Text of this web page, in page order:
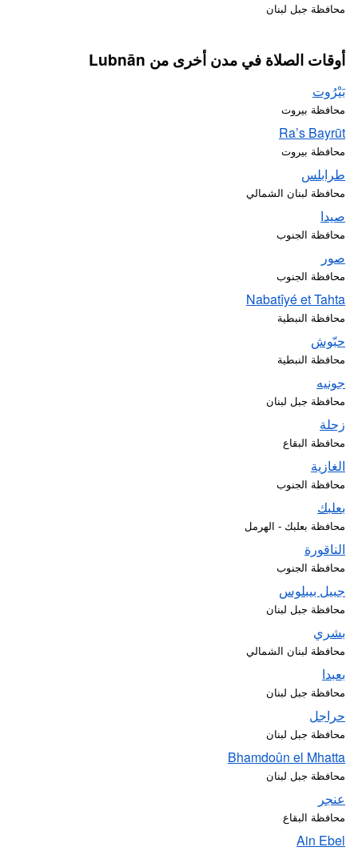
محافظة جبل لبنان
أوقات الصلاة في مدن أخرى من Lubnān
بَيْرُوت
محافظة بيروت
Ra’s Bayrūt
محافظة بيروت
طرابلس
محافظة لبنان الشمالي
صيدا
محافظة الجنوب
صور
محافظة الجنوب
Nabatîyé et Tahta
محافظة النبطية
حبّوش
محافظة النبطية
جونيه
محافظة جبل لبنان
زحلة
محافظة البقاع
الغازية
محافظة الجنوب
بعلبك
محافظة بعلبك - الهرمل
الناقورة
محافظة الجنوب
جبيل بيبلوس
محافظة جبل لبنان
بشري
محافظة لبنان الشمالي
بعبدا
محافظة جبل لبنان
حراجل
محافظة جبل لبنان
Bhamdoûn el Mhatta
محافظة جبل لبنان
عنجر
محافظة البقاع
Ain Ebel